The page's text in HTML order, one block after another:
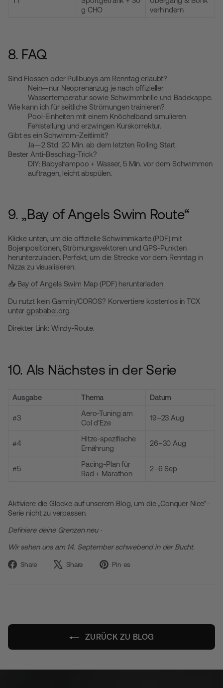
g CHO
verhindern
8. FAQ
Sind Flossen oder Pullbuoys am Renntag erlaubt?
Nein—nur Neoprenanzug je nach offizieller
Wassertemperatur sowie Schwimmbrille und Badekappe.
Wie kann ich für seitliche Strömungen trainieren?
Pool-Einheiten mit einem Knöchelband simulieren
Fehlstellung und erzwingen Kurskorrektur.
Gibt es ein Schwimm-Zeitlimit?
Ja—2 Std. 20 Min. ab dem letzten Rolling Start.
Bester Anti-Beschlag-Trick?
DIY: Babyshampoo + Wasser, 5 Min. vor dem Schwimmen
auftragen, leicht abspülen.
9. „Bay of Angels Swim Route“
Klicke unten, um die offizielle Schwimmkarte (PDF) mit
Bojenpositionen, Strömungsvektoren und GPS-Punkten
herunterzuladen. Perfekt, um die Strecke vor dem Renntag in
Nizza zu visualisieren.
📥 Bay of Angels Swim Map (PDF) herunterladen
Du nutzt kein Garmin/COROS? Konvertiere kostenlos in TCX
untergpsbabel.org.
Direkter Link: Windy-Route.
10. Als Nächstes in der Serie
Ausgabe Thema Datum
#3
Aero-Tuning am
Col d’Eze
19–23 Aug
#4
Hitze-spezifische
Ernährung
26–30 Aug
#5
Pacing-Plan für
Rad + Marathon
2–6 Sep
Aktiviere die Glocke auf unserem Blog, um die „Conquer Nice“-
Serie nicht zu verpassen.
Definiere deine Grenzen neu ·
Wir sehen uns am 14. September schwebend in der Bucht.
Share
Auf
Share
TwitternPin es
ZURÜCK ZU BLOG